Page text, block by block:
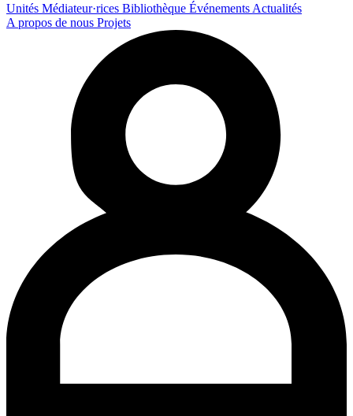
Unités Médiateur·rices Bibliothèque Événements Actualités
A propos de nous Projets